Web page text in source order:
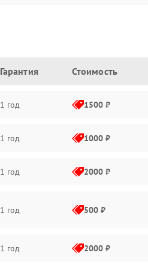
Гарантия Стоимость
1 год 1500 ₽
1 год 1000 ₽
1 год 2000 ₽
1 год 500 ₽
1 год 2000 ₽